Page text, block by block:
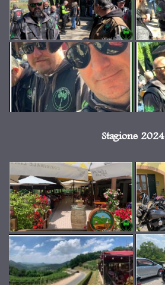
Stagione 2024